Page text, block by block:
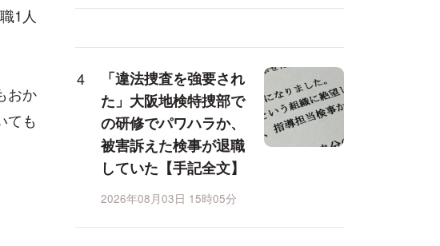
1人
おか
ても
「違法捜査を強要され
た」大阪地検特捜部で
の研修でパワハラか、
被害訴えた検事が退職
していた【手記全文】
2026年08月03日 15時05分